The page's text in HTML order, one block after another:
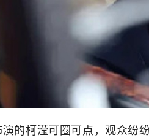
的柯滢可圈可点，观众纷